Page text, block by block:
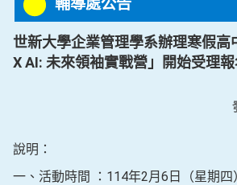
世新大學企業管理學系辦理寒假高
X AI: 未來領袖實戰營」開始受理報
說明：
一、活動時間 ：114年2月6日（星期四